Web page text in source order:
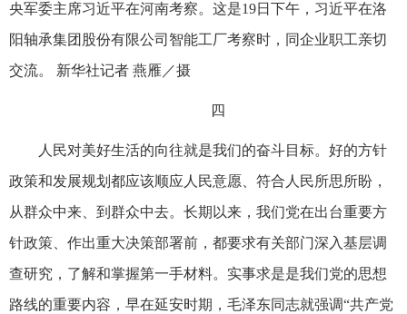
央军委主席习近平在河南考察。这是19日下午，习近平在洛
阳轴承集团股份有限公司智能工厂考察时，同企业职工亲切
交流。 新华社记者 燕雁／摄
四
人民对美好生活的向往就是我们的奋斗目标。好的方针
政策和发展规划都应该顺应人民意愿、符合人民所思所盼，
从群众中来、到群众中去。长期以来，我们党在出台重要方
针政策、作出重大决策部署前，都要求有关部门深入基层调
查研究，了解和掌握第一手材料。实事求是是我们党的思想
路线的重要内容，早在延安时期，毛泽东同志就强调“共产党